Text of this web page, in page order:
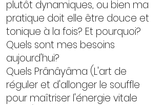
plutôt dynamiques, ou bien ma
pratique doit elle être douce et
tonique à la fois? Et pourquoi?
Quels sont mes besoins
aujourd'hui?
Quels Prânâyâma (L'art de
réguler et d'allonger le souffle
pour maîtriser l'énergie vitale